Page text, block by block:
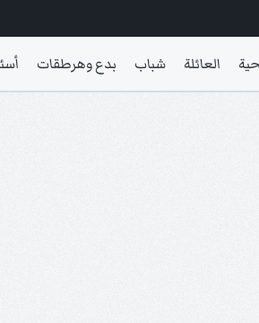
العائلة شباب بدع وهرطقات